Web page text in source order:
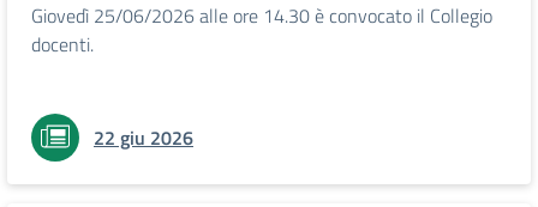
Giovedì 25/06/2026 alle ore 14.30 è convocato il Collegio
docenti.
22 giu 2026